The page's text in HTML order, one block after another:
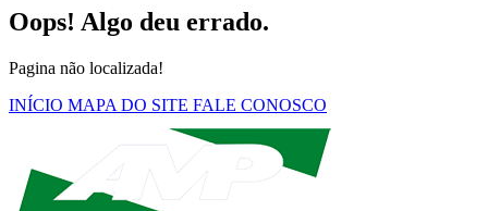
Oops! Algo deu errado.
Pagina não localizada!
INÍCIO MAPA DO SITE FALE CONOSCO